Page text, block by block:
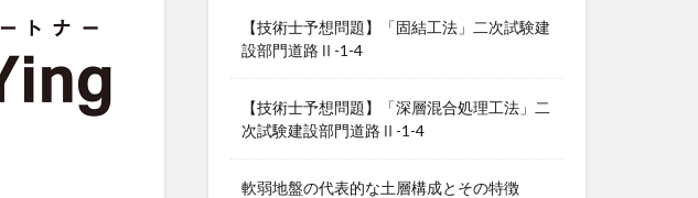
【技術士予想問題】「固結工法」二次試験建
設部門道路Ⅱ-1-4
【技術士予想問題】「深層混合処理工法」二
次試験建設部門道路Ⅱ-1-4
軟弱地盤の代表的な土層構成とその特徴